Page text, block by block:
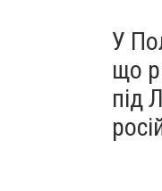
У
що
під